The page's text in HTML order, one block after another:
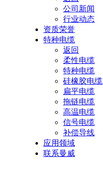
公司新闻
行业动态
资质荣誉
特种电缆
返回
柔性电缆
特种电缆
硅橡胶电缆
扁平电缆
拖链电缆
高温电缆
信号电缆
补偿导线
应用领域
联系曼威